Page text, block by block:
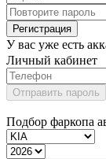
Регистрация
У вас уже есть
Личный кабинет
Отправить пароль
Подбор фаркопа